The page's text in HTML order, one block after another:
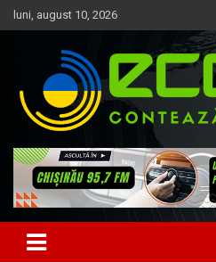
Skip
to
luni, august 10, 2026
EcoFM